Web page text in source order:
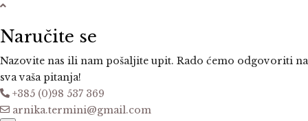
Naručite se
Nazovite nas ili nam pošaljite upit. Rado ćemo odgovoriti na
sva vaša pitanja!
+385 (0)98 537 369
arnika.termini@gmail.com